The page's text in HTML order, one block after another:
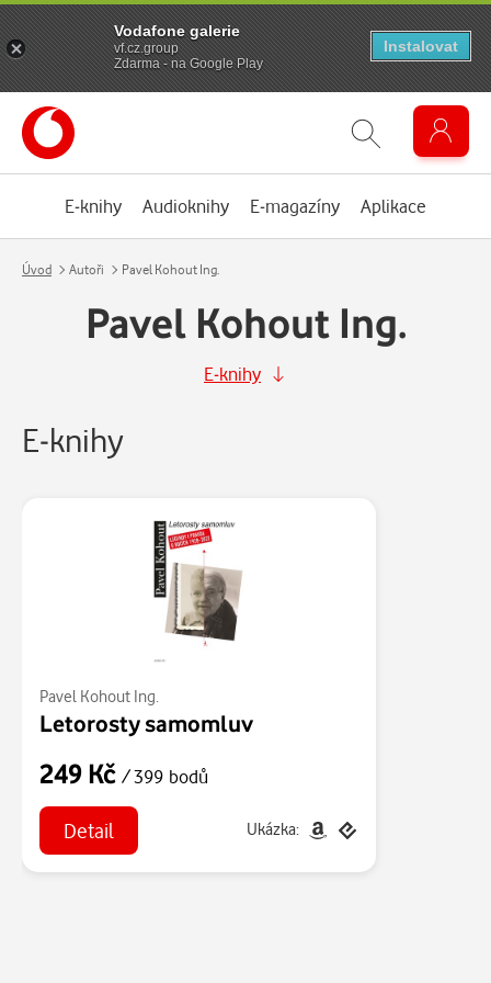
E-knihy Audioknihy E-magazíny Aplikace
Úvod Autoři Pavel Kohout Ing.
Pavel Kohout Ing.
E-knihy
E-knihy
Pavel Kohout Ing.
Letorosty samomluv
249 Kč / 399 bodů
Detail Ukázka:
Vodafone galerie
vf.cz.group
Zdarma - na Google Play
Instalovat